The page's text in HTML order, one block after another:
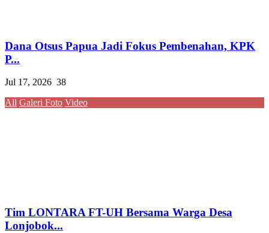
Dana Otsus Papua Jadi Fokus Pembenahan, KPK
P...
Jul 17, 2026 38
All Galeri Foto Video
Tim LONTARA FT-UH Bersama Warga Desa
Lonjobok...